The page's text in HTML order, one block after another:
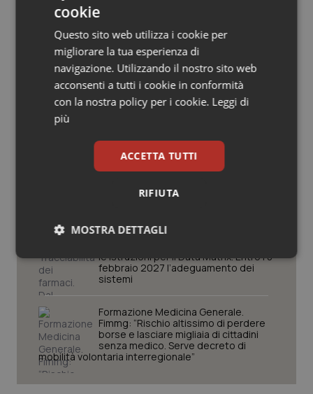
Salute orale & impianti
Sangue & coagulazione
Tiroide
Tumore al seno
Tumore ovarico
Tumori del Polmone & Testa Collo
Tumori gastrointestinali
Ulcera & Reflusso
Vaccini
Potrebbe interessarti in
Lavoro e Professioni
Decreto PA. Aiop e Aris:
“Preoccupazione per la mancata
rinnovo contratto sanità privata”
dati per evitare allarmismi. Italia
le istruzioni per il Data Matrix. Entro l’8
febbraio 2027 l’adeguamento dei
sistemi
Formazione Medicina Generale.
Fimmg: “Rischio altissimo di perdere
borse e lasciare migliaia di cittadini
senza medico. Serve decreto di
mobilità volontaria interregionale”
cookie
Questo sito web utilizza i cookie per
migliorare la tua esperienza di
navigazione. Utilizzando il nostro sito web
acconsenti a tutti i cookie in conformità
con la nostra policy per i cookie. Leggi di
più
ACCETTA TUTTI
RIFIUTA
MOSTRA DETTAGLI
Necessari Statistici Marketing
Necessari Statistici Marketing
I cookie necessari contribuiscono a rendere fruibile il